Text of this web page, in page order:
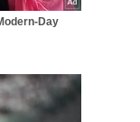
Day